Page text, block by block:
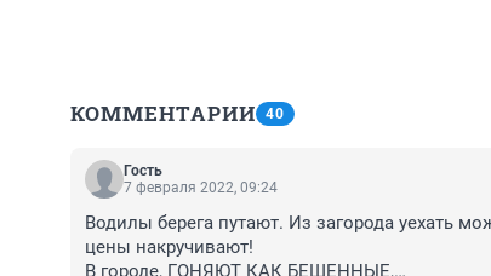
КОММЕНТАРИИ 40
Гость
7 февраля 2022, 09:24
Водилы берега путают. Из загорода уехать
цены накручивают!
В городе, ГОНЯЮТ КАК БЕШЕННЫЕ,